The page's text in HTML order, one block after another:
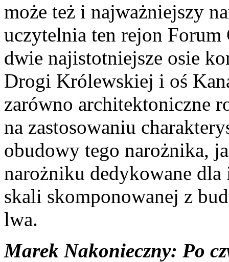
może też i najważniejszy
uczytelnia ten rejon
dwie najistotniejsze osie
Drogi Królewskiej i oś
zarówno architektoniczne
na zastosowaniu
obudowy tego narożnika,
narożniku dedykowane
skali skomponowanej z
lwa.
Marek Nakonieczny: Po